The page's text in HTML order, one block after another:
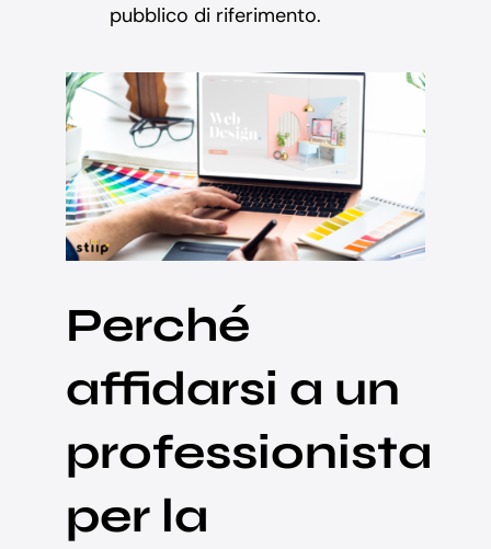
pubblico di riferimento.
Perché
affidarsi a un
professionista
per la